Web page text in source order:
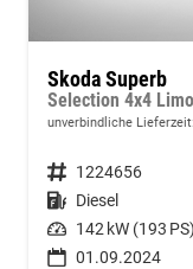
Skoda Superb
unverbindliche Lieferzeit:
Fahrzeugnummer 1224656
Kraftstoff Diesel
Leistung 142 kW (193 PS)
01.09.2024